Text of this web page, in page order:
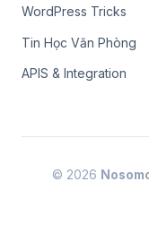
WordPress Tricks
Tin Học Văn Phòng
APIS & Integration
© 2026